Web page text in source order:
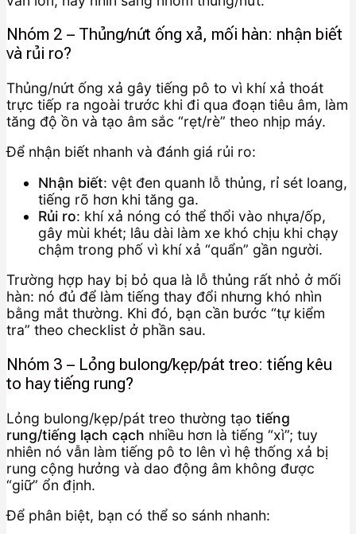
Nhóm 2 – Thủng/nứt ống xả, mối hàn: nhận biết
và rủi ro?
Thủng/nứt ống xả gây tiếng pô to vì khí xả thoát
trực tiếp ra ngoài trước khi đi qua đoạn tiêu âm, làm
tăng độ ồn và tạo âm sắc “rẹt/rè” theo nhịp máy.
Để nhận biết nhanh và đánh giá rủi ro:
Nhận biết: vệt đen quanh lỗ thủng, rỉ sét loang,
tiếng rõ hơn khi tăng ga.
Rủi ro: khí xả nóng có thể thổi vào nhựa/ốp,
gây mùi khét; lâu dài làm xe khó chịu khi chạy
chậm trong phố vì khí xả “quẩn” gần người.
Trường hợp hay bị bỏ qua là lỗ thủng rất nhỏ ở mối
hàn: nó đủ để làm tiếng thay đổi nhưng khó nhìn
bằng mắt thường. Khi đó, bạn cần bước “tự kiểm
tra” theo checklist ở phần sau.
Nhóm 3 – Lỏng bulong/kẹp/pát treo: tiếng kêu
to hay tiếng rung?
Lỏng bulong/kẹp/pát treo thường tạo tiếng
rung/tiếng lạch cạch nhiều hơn là tiếng “xì”; tuy
nhiên nó vẫn làm tiếng pô to lên vì hệ thống xả bị
rung cộng hưởng và dao động âm không được
“giữ” ổn định.
Để phân biệt, bạn có thể so sánh nhanh: